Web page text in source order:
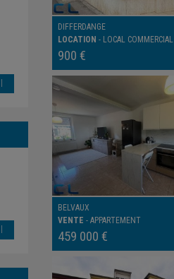
DIFFERDANGE
LOCATION - LOCAL COMMERCIAL
900 €
BELVAUX
VENTE - APPARTEMENT
459 000 €